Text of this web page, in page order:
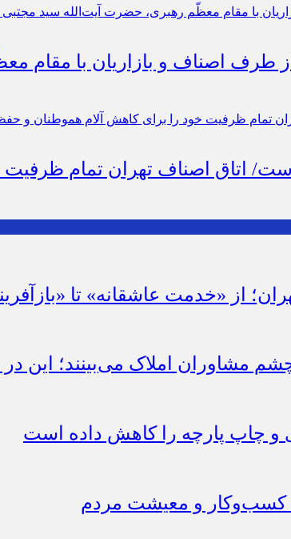
طرف اصناف و بازاریان با
است/ اتاق اصناف تهران تمام
از «خدمت عاشقانه» تا
مشاوران املاک می‌بینند؛ این
چاپ پارچه را کاهش داده است
کسب‌وکار و معیشت مردم